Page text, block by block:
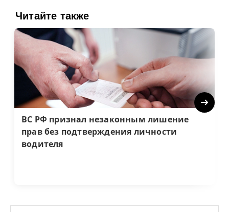
Читайте также
ВС РФ признал незаконным лишение
прав без подтверждения личности
водителя
Next